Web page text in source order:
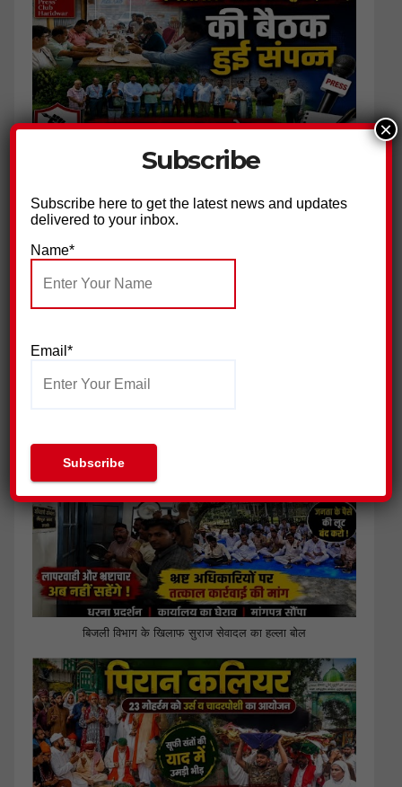
बिजली विभाग के खिलाफ सुराज सेवादल का हल्ला बोल
Subscribe
Subscribe here to get the latest news and updates
delivered to your inbox.
Name*
Email*
×